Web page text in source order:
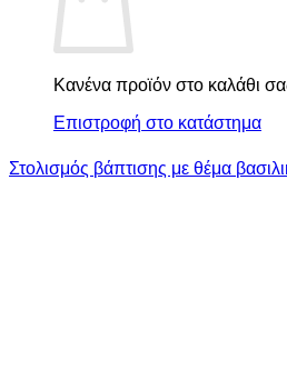
Κανένα προϊόν στο καλάθι
Επιστροφή στο κατάστημα
Στολισμός βάπτισης με θέμα